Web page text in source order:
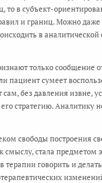
то в субъект-
и границ. Можно
в аналитической
только сообщение
пациент сумеет
без давления извне,
стратегию. Аналитику
свободы построения
смыслу, стала предметом
говорить и делать